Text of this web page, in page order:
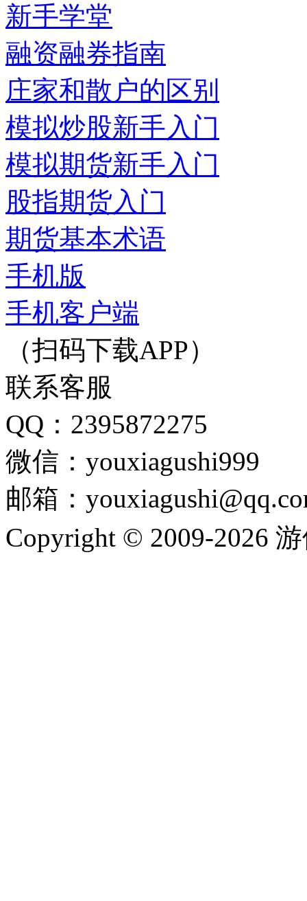
新手学堂
融资融券指南
庄家和散户的区别
模拟炒股新手入门
模拟期货新手入门
股指期货入门
期货基本术语
手机版
手机客户端
（扫码下载APP）
联系客服
QQ：2395872275
微信：youxiagushi999
邮箱：
Copyright © 2009-2026